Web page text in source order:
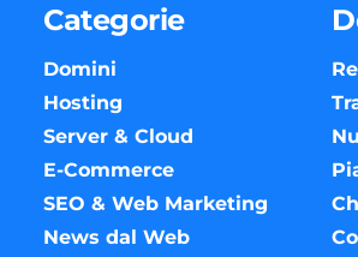
Categorie
Domini
Hosting
Server & Cloud
E-Commerce
SEO & Web Marketing
News dal Web